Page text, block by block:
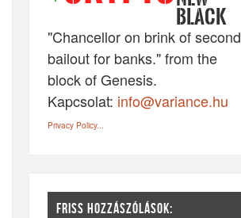
BLACK
"Chancellor on brink of second
bailout for banks." from the
block of Genesis.
Kapcsolat: info@variance.hu
Privacy Policy...
FRISS HOZZÁSZÓLÁSOK: